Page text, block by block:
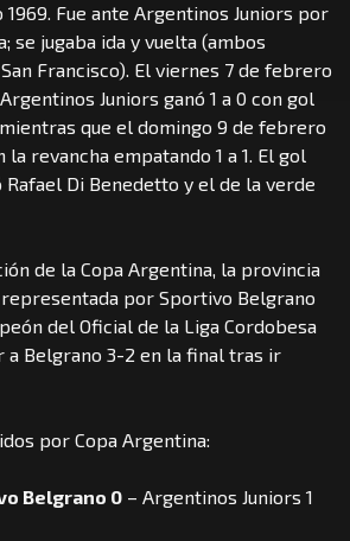
Fue ante Argentinos Juniors por
se jugaba ida y vuelta (ambos
Francisco). El viernes 7 de febrero
Juniors ganó 1 a 0 con gol
que el domingo 9 de febrero
la revancha empatando 1 a 1. El gol
Rafael Di Benedetto y el de la verde
de la Copa Argentina, la provincia
por Sportivo Belgrano
del Oficial de la Liga Cordobesa
a Belgrano 3-2 en la final tras ir
por Copa Argentina:
Belgrano 0 – Argentinos Juniors 1